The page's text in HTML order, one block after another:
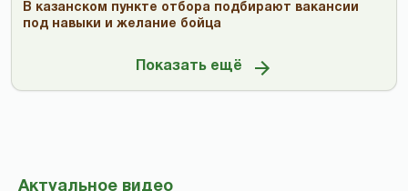
В казанском пункте отбора подбирают вакансии
под навыки и желание бойца
Показать ещё
Актуальное видео